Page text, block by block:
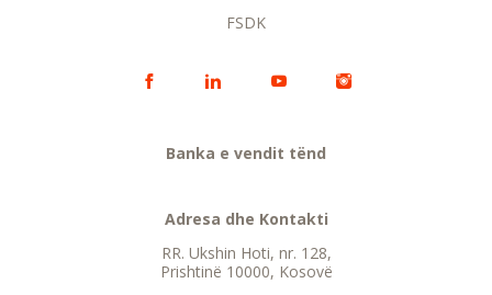
FSDK
Banka e vendit tënd
Adresa dhe Kontakti
RR. Ukshin Hoti, nr. 128,
Prishtinë 10000, Kosovë